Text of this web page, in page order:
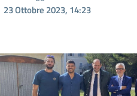
23 Ottobre 2023, 14:23